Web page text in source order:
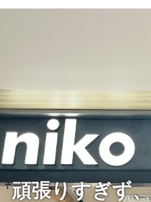
頑張りすぎず